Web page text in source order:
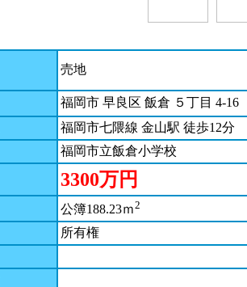
売地
福岡市 早良区 飯倉 ５丁目 4-
福岡市七隈線 金山駅 徒歩12
福岡市立飯倉小学校
3300万円
公簿188.23ｍ2
所有権